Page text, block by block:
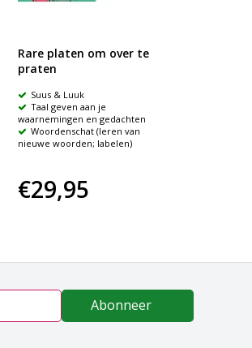
Rare platen om over te
praten
Suus & Luuk
Taal geven aan je
waarnemingen en gedachten
Woordenschat (leren van
nieuwe woorden; labelen)
€29,95
Abonneer